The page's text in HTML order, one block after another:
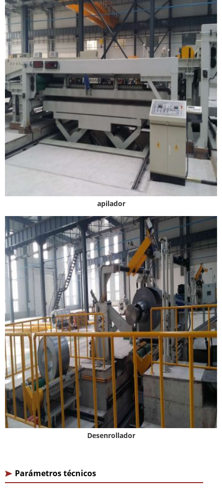
apilador
Desenrollador
Parámetros técnicos